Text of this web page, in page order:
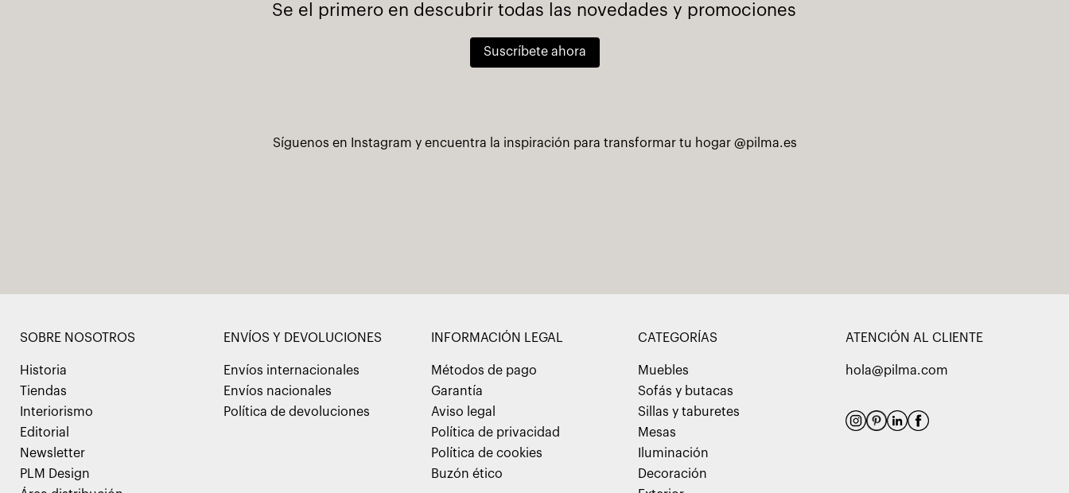
Se el primero en descubrir todas las novedades y promociones
Suscríbete ahora
Síguenos en Instagram y encuentra la inspiración para transformar tu hogar @pilma.es
SOBRE NOSOTROS
Historia
Tiendas
Interiorismo
Editorial
Newsletter
PLM Design
ENVÍOS Y DEVOLUCIONES
Envíos internacionales
Envíos nacionales
Política de devoluciones
INFORMACIÓN LEGAL
Métodos de pago
Garantía
Aviso legal
Política de privacidad
Política de cookies
Buzón ético
CATEGORÍAS
Muebles
Sofás y butacas
Sillas y taburetes
Mesas
Iluminación
Decoración
ATENCIÓN AL CLIENTE
hola@pilma.com